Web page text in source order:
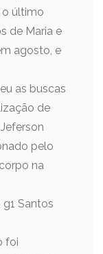
o último
de Maria e
agosto, e
as buscas
de
pelo
na
Santos
foi